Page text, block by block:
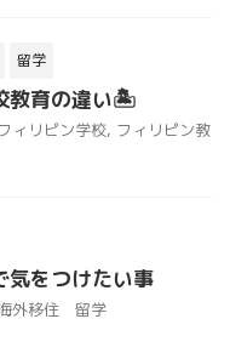
留学
教育の違い🏝
ィリピン学校, フィリピン教
気をつけたい事
外移住 留学